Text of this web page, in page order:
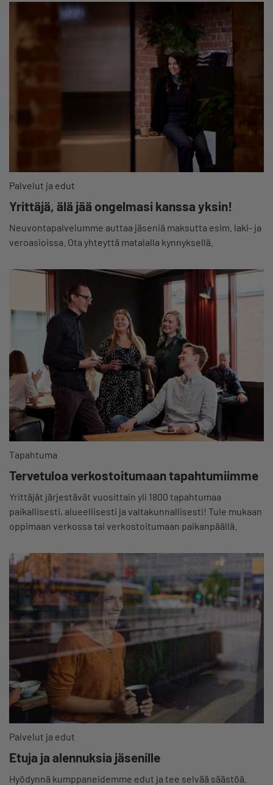
Palvelut ja edut
Yrittäjä, älä jää ongelmasi kanssa yksin!
Neuvontapalvelumme auttaa jäseniä maksutta esim. laki- ja
veroasioissa. Ota yhteyttä matalalla kynnyksellä.
Tapahtuma
Tervetuloa verkostoitumaan tapahtumiimme
Yrittäjät järjestävät vuosittain yli 1800 tapahtumaa
paikallisesti, alueellisesti ja valtakunnallisesti! Tule mukaan
oppimaan verkossa tai verkostoitumaan paikanpäällä.
Palvelut ja edut
Etuja ja alennuksia jäsenille
Hyödynnä kumppaneidemme edut ja tee selvää säästöä.